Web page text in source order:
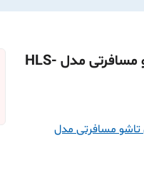
کتری برقی سیلیکونی تاشو مسافرتی مدل HLS-
تاشو مسافرتی مدل